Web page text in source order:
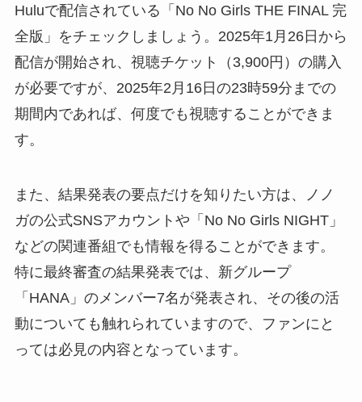
Huluで配信されている「No No Girls THE FINAL 完
全版」をチェックしましょう。2025年1月26日から
配信が開始され、視聴チケット（3,900円）の購入
が必要ですが、2025年2月16日の23時59分までの
期間内であれば、何度でも視聴することができま
す。
また、結果発表の要点だけを知りたい方は、ノノ
ガの公式SNSアカウントや「No No Girls NIGHT」
などの関連番組でも情報を得ることができます。
特に最終審査の結果発表では、新グループ
「HANA」のメンバー7名が発表され、その後の活
動についても触れられていますので、ファンにと
っては必見の内容となっています。